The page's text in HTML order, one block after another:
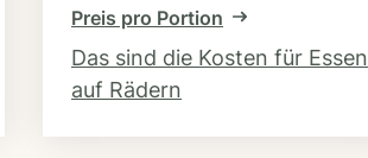
Preis pro Portion
Das sind die Kosten für Essen
auf Rädern